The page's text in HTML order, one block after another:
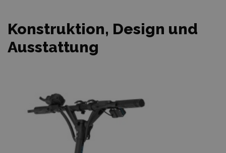
Konstruktion, Design und
Ausstattung